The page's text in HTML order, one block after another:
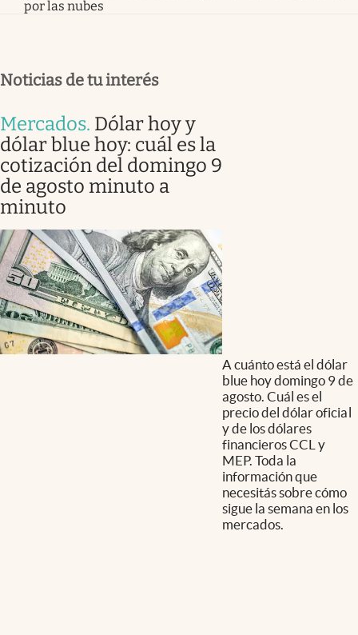
por las nubes
Noticias de tu interés
Mercados. Dólar hoy y
dólar blue hoy: cuál es la
cotización del domingo 9
de agosto minuto a
minuto
A cuánto está el dólar
blue hoy domingo 9 de
agosto. Cuál es el
precio del dólar oficial
y de los dólares
financieros CCL y
MEP. Toda la
información que
necesitás sobre cómo
sigue la semana en los
mercados.